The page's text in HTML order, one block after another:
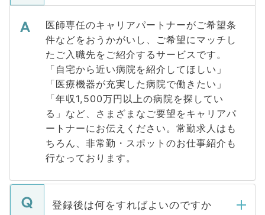
医師専任のキャリアパートナーがご希望条
件などをおうかがいし、ご希望にマッチし
たご入職先をご紹介するサービスです。
「自宅から近い病院を紹介してほしい」
「医療機器が充実した病院で働きたい」
「年収1,500万円以上の病院を探してい
る」など、さまざまなご要望をキャリアパ
ートナーにお伝えください。常勤求人はも
ちろん、非常勤・スポットのお仕事紹介も
行なっております。
登録後は何をすればよいのですか